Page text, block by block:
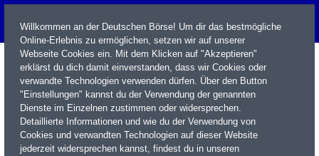
Name / WKN / ISIN / Kürzel
Willkommen an der Deutschen Börse! Um dir das bestmögliche
Online-Erlebnis zu ermöglichen, setzen wir auf unserer
Webseite Cookies ein. Mit dem Klicken auf "Akzeptieren"
erklärst du dich damit einverstanden, dass wir Cookies oder
verwandte Technologien verwenden dürfen. Über den Button
"Einstellungen" kannst du der Verwendung der genannten
Dienste im Einzelnen zustimmen oder widersprechen.
Detaillierte Informationen und wie du der Verwendung von
Cookies und verwandten Technologien auf dieser Website
jederzeit widersprechen kannst, findest du in unseren